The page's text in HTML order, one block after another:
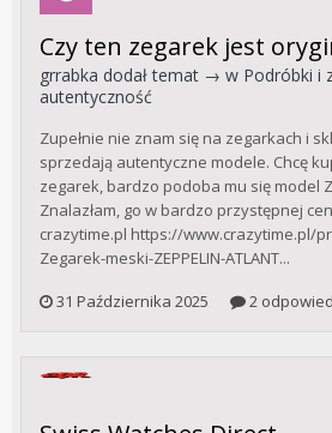
Czy ten zegarek jest
grrabka dodał temat → w Podróbki i
autentyczność
Zupełnie nie znam się na zegarkach i
sprzedają autentyczne modele. Chcę
zegarek, bardzo podoba mu się model
Znalazłam, go w bardzo przystępnej
crazytime.pl https://www.crazytime.pl/
Zegarek-meski-ZEPPELIN-ATLANT...
31 Października 2025
2